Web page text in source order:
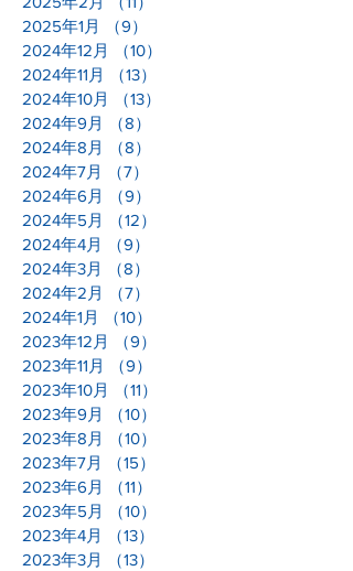
2025年1月
（9）
2024年12月
（10）
2024年11月
（13）
2024年10月
（13）
2024年9月
（8）
2024年8月
（8）
2024年7月
（7）
2024年6月
（9）
2024年5月
（12）
2024年4月
（9）
2024年3月
（8）
2024年2月
（7）
2024年1月
（10）
2023年12月
（9）
2023年11月
（9）
2023年10月
（11）
2023年9月
（10）
2023年8月
（10）
2023年7月
（15）
2023年6月
（11）
2023年5月
（10）
2023年4月
（13）
2023年3月
（13）